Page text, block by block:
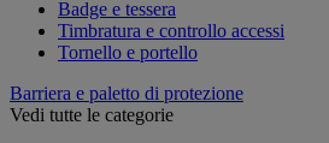
Badge e tessera
Timbratura e controllo accessi
Tornello e portello
Barriera e paletto di protezione
Vedi tutte le categorie